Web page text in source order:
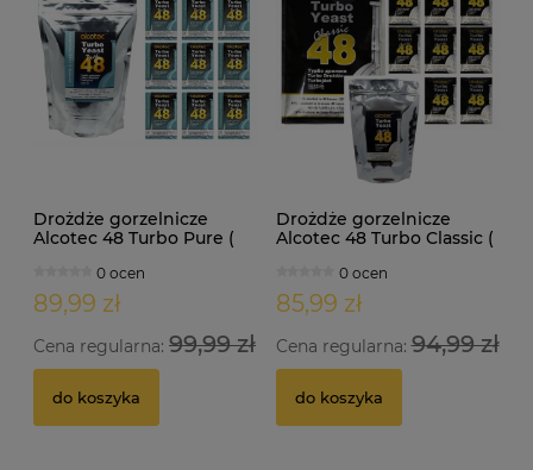
Drożdże gorzelnicze
Alcotec 48 Turbo Pure (
0 ocen
89,99 zł
Cena regularna: 99,99 zł
do koszyka
Drożdże gorzelnicze
Alcotec 48 Turbo Classic (
0 ocen
85,99 zł
Cena regularna:94,99 zł
do koszyka